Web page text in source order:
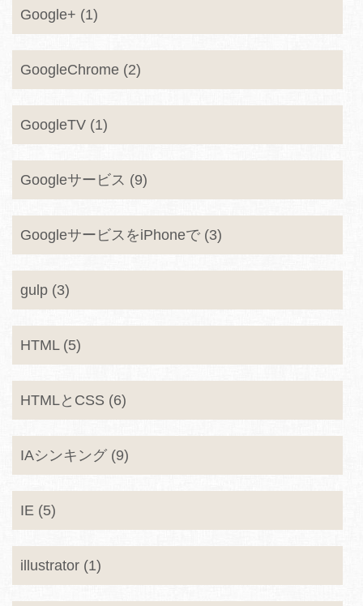
Google+ (1)
GoogleChrome (2)
GoogleTV (1)
Googleサービス (9)
GoogleサービスをiPhoneで (3)
gulp (3)
HTML (5)
HTMLとCSS (6)
IAシンキング (9)
IE (5)
illustrator (1)